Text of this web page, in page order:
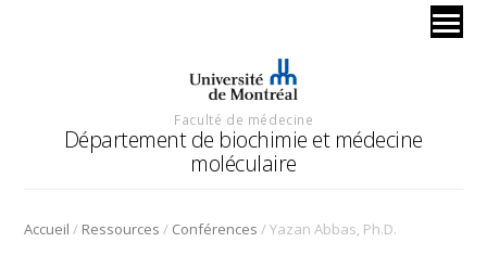
Faculté de médecine
Département de biochimie et médecine
moléculaire
Accueil / Ressources / Conférences /Yazan Abbas, Ph.D.